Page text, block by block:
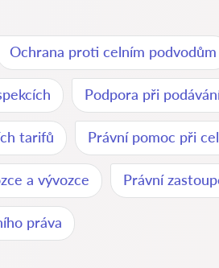
Ochrana proti celním podvodům
Podpora při
tarifů Právní pomoc při
a vývozce Právní
práva